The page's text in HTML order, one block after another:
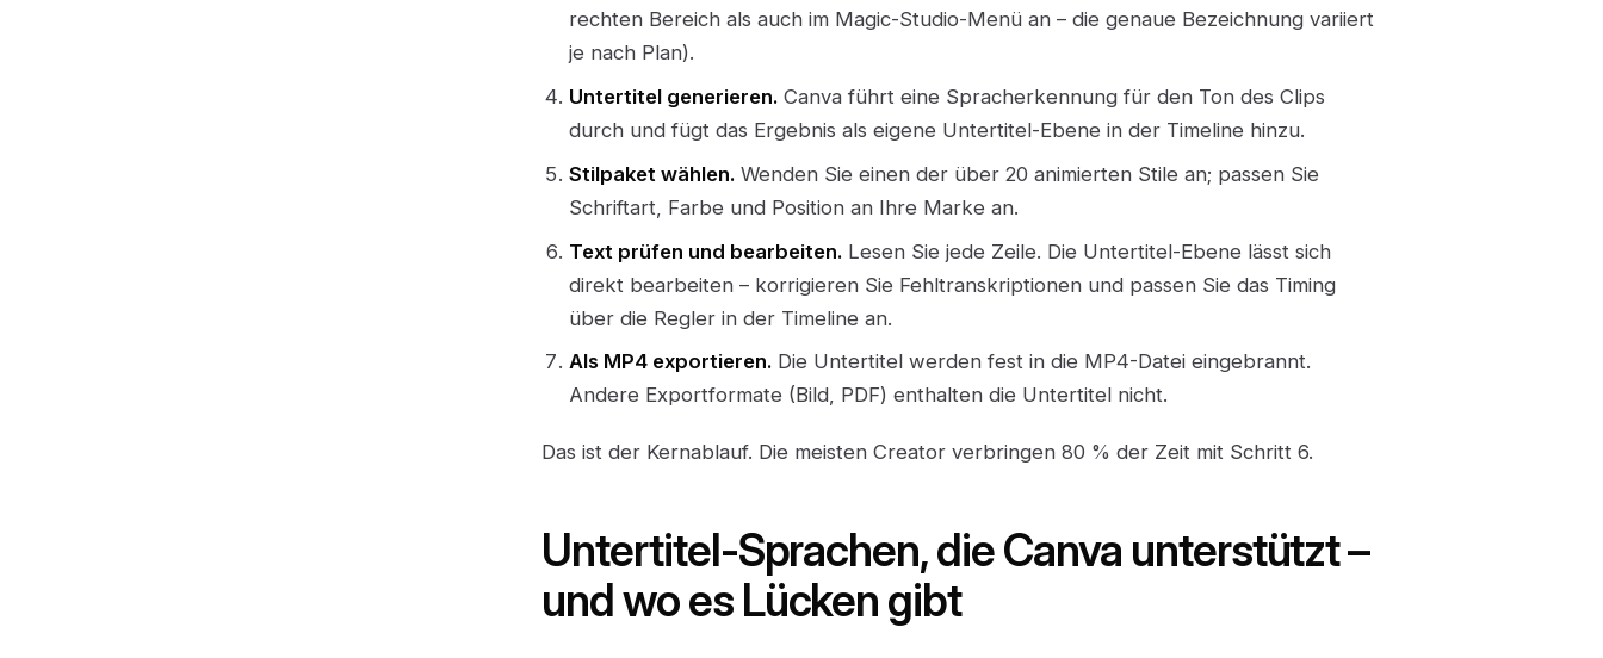
rechten Bereich als auch im Magic-Studio-Menü an – die genaue Bezeichnung variiert
je nach Plan).
Untertitel generieren. Canva führt eine Spracherkennung für den Ton des Clips
durch und fügt das Ergebnis als eigene Untertitel-Ebene in der Timeline hinzu.
Stilpaket wählen. Wenden Sie einen der über 20 animierten Stile an; passen Sie
Schriftart, Farbe und Position an Ihre Marke an.
Text prüfen und bearbeiten. Lesen Sie jede Zeile. Die Untertitel-Ebene lässt sich
direkt bearbeiten – korrigieren Sie Fehltranskriptionen und passen Sie das Timing
über die Regler in der Timeline an.
Als MP4 exportieren. Die Untertitel werden fest in die MP4-Datei eingebrannt.
Andere Exportformate (Bild, PDF) enthalten die Untertitel nicht.
Das ist der Kernablauf. Die meisten Creator verbringen 80 % der Zeit mit Schritt 6.
Untertitel-Sprachen, die Canva unterstützt –
und wo es Lücken gibt